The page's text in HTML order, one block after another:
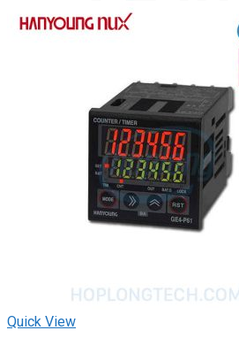
Quick View